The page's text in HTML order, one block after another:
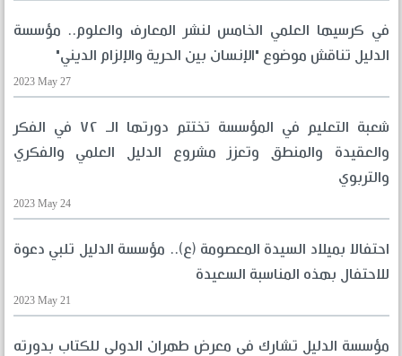
في كرسيها العلمي الخامس لنشر المعارف والعلوم.. مؤسسة
الدليل تناقش موضوع "الإنسان بين الحرية والإلزام الديني"
2023 May 27
شعبة التعليم في المؤسسة تختتم دورتها الـ ٧٢ في الفكر
والعقيدة والمنطق وتعزز مشروع الدليل العلمي والفكري
والتربوي
2023 May 24
احتفالا بميلاد السيدة المعصومة (ع).. مؤسسة الدليل تلبي دعوة
للاحتفال بهذه المناسبة السعيدة
2023 May 21
مؤسسة الدليل تشارك في معرض طهران الدولي للكتاب بدورته